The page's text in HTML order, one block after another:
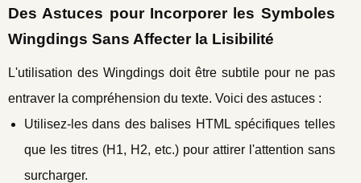
Des Astuces pour Incorporer les Symboles
Wingdings Sans Affecter la Lisibilité
L'utilisation des Wingdings doit être subtile pour ne pas
entraver la compréhension du texte. Voici des astuces :
Utilisez-les dans des balises HTML spécifiques telles
que les titres (H1, H2, etc.) pour attirer l'attention sans
surcharger.